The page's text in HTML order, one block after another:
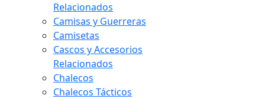
Relacionados
Camisas y Guerreras
Camisetas
Cascos y Accesorios
Relacionados
Chalecos
Chalecos Tácticos